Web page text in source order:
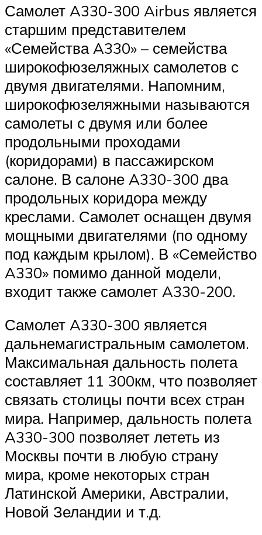
Самолет A330-300 Airbus является
старшим представителем
«Семейства A330» – семейства
широкофюзеляжных самолетов с
двумя двигателями. Напомним,
широкофюзеляжными называются
самолеты с двумя или более
продольными проходами
(коридорами) в пассажирском
салоне. В салоне A330-300 два
продольных коридора между
креслами. Самолет оснащен двумя
мощными двигателями (по одному
под каждым крылом). В «Семейство
A330» помимо данной модели,
входит также самолет A330-200.
Самолет A330-300 является
дальнемагистральным самолетом.
Максимальная дальность полета
составляет 11 300км, что позволяет
связать столицы почти всех стран
мира. Например, дальность полета
A330-300 позволяет лететь из
Москвы почти в любую страну
мира, кроме некоторых стран
Латинской Америки, Австралии,
Новой Зеландии и т.д.